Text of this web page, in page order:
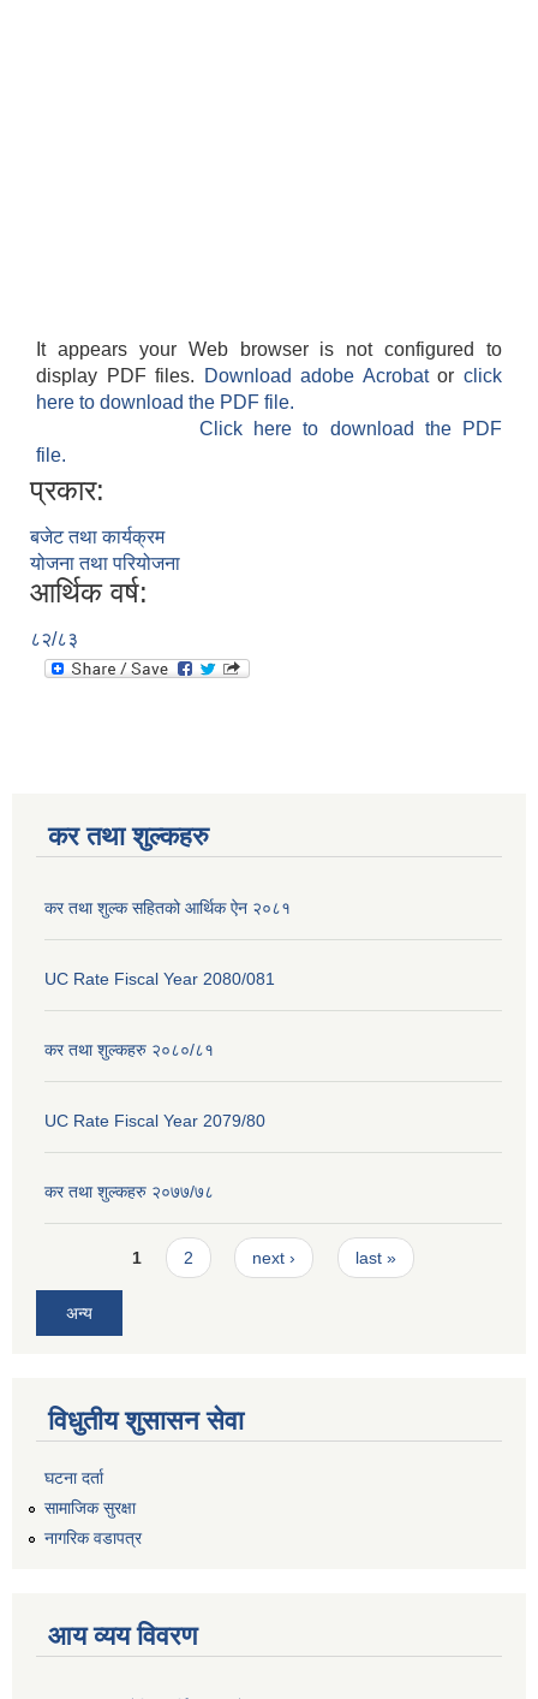
It appears your Web browser is not configured to
display PDF files.
Download adobe Acrobatorclick
here to download the PDF file.
Click here to download the PDF
file.
प्रकार:
बजेट तथा कार्यक्रम
योजना तथा परियोजना
आर्थिक वर्ष:
८२/८३
कर तथा शुल्कहरु
कर तथा शुल्क सहितको आर्थिक ऐन २०८१
UC Rate Fiscal Year 2080/081
कर तथा शुल्कहरु २०८०/८१
UC Rate Fiscal Year 2079/80
कर तथा शुल्कहरु २०७७/७८
Pages1 2 next › last »
अन्य
विधुतीय शुसासन सेवा
घटना दर्ता
सामाजिक सुरक्षा
नागरिक वडापत्र
आय व्यय विवरण